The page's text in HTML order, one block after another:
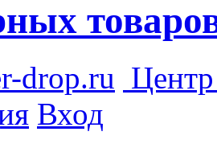
drop.ru
Вход